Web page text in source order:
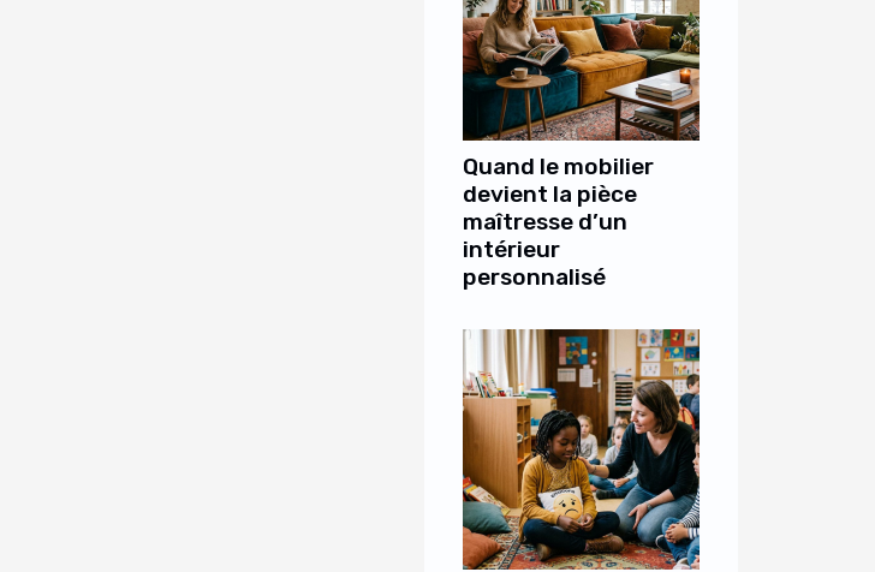
Quand le mobilier
devient la pièce
maîtresse d’un
intérieur
personnalisé